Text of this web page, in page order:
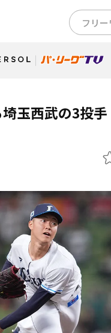
玉西武の3投手